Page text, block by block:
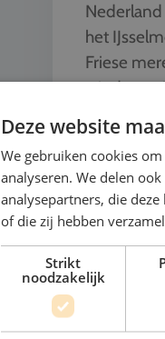
Nederland
het
Friese
wind en
Bekijk het
Deze website
We gebruiken cookies
analyseren. We delen
analysepartners, die
of die zij hebben
Strikt
noodzakelijk